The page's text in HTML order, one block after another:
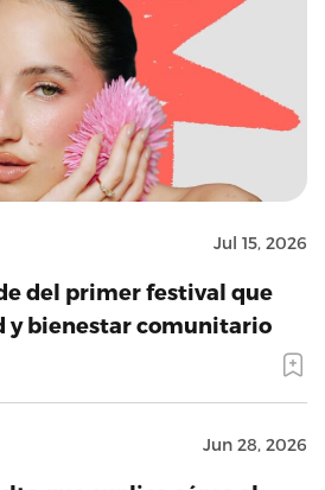
Jul 15, 2026
del primer festival que
y bienestar comunitario
Jun 28, 2026